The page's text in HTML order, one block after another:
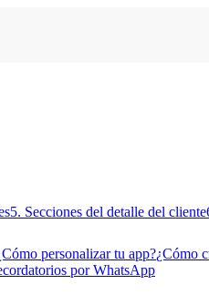
5. Secciones del detalle del cliente
personalizar tu app?¿Cómo
por WhatsApp